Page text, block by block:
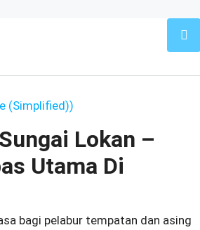
(Simplified))
Lokan –
Utama Di
bagi pelabur tempatan dan asing